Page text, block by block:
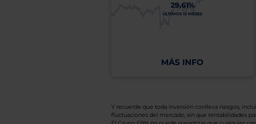
29,61%
ÚLTIMOS 12 MESES
MÁS INFO
Y recuerde que toda inversión conlleva riesgos,
fluctuaciones del mercado, sin que rentabilidades